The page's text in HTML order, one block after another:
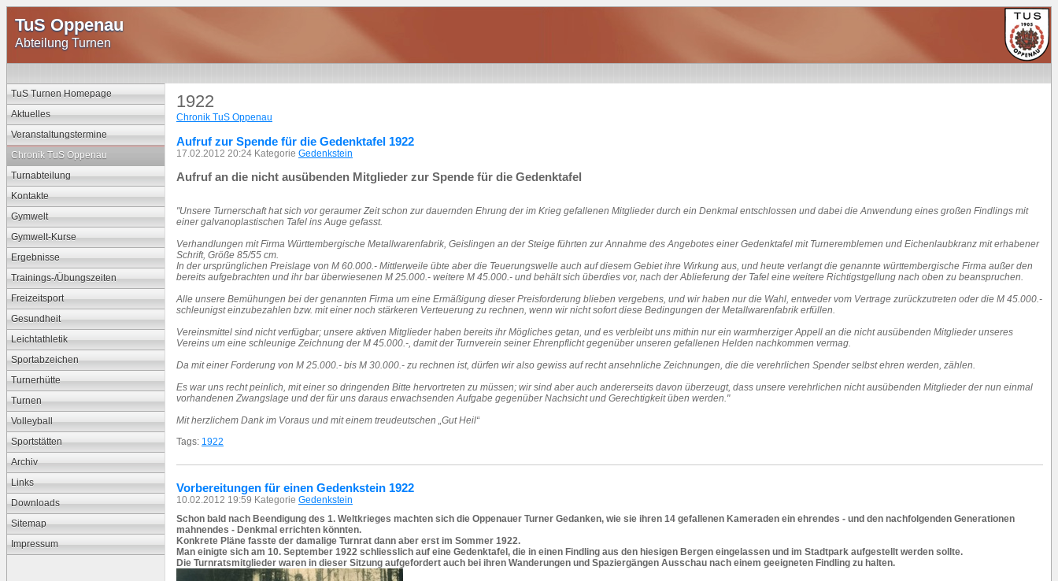
TuS Oppenau
Abteilung Turnen
TuS Turnen Homepage
Aktuelles
Veranstaltungstermine
Chronik TuS Oppenau
Turnabteilung
Kontakte
Gymwelt
Gymwelt-Kurse
Ergebnisse
Trainings-/Übungszeiten
Freizeitsport
Gesundheit
Leichtathletik
Sportabzeichen
Turnerhütte
Turnen
Volleyball
Sportstätten
Archiv
Links
Downloads
Sitemap
Impressum
1922
Chronik TuS Oppenau
Aufruf zur Spende für die Gedenktafel 1922
17.02.2012 20:24 Kategorie Gedenkstein
Aufruf an die nicht ausübenden Mitglieder zur Spende für die Gedenktafel
"Unsere Turnerschaft hat sich vor geraumer Zeit schon zur dauernden Ehrung der im Krieg gefallenen Mitglieder durch ein Denkmal entschlossen und dabei die Anwendung eines großen Findlings mit
einer galvanoplastischen Tafel ins Auge gefasst.
Verhandlungen mit Firma Württembergische Metallwarenfabrik, Geislingen an der Steige führten zur Annahme des Angebotes einer Gedenktafel mit Turneremblemen und Eichenlaubkranz mit erhabener
Schrift, Größe 85/55 cm.
In der ursprünglichen Preislage von M 60.000.- Mittlerweile übte aber die Teuerungswelle auch auf diesem Gebiet ihre Wirkung aus, und heute verlangt die genannte württembergische Firma außer den
bereits aufgebrachten und ihr bar überwiesenen M 25.000.- weitere M 45.000.- und behält sich überdies vor, nach der Ablieferung der Tafel eine weitere Richtigstgellung nach oben zu beanspruchen.
Alle unsere Bemühungen bei der genannten Firma um eine Ermäßigung dieser Preisforderung blieben vergebens, und wir haben nur die Wahl, entweder vom Vertrage zurückzutreten oder die M 45.000.-
schleunigst einzubezahlen bzw. mit einer noch stärkeren Verteuerung zu rechnen, wenn wir nicht sofort diese Bedingungen der Metallwarenfabrik erfüllen.
Vereinsmittel sind nicht verfügbar; unsere aktiven Mitglieder haben bereits ihr Mögliches getan, und es verbleibt uns mithin nur ein warmherziger Appell an die nicht ausübenden Mitglieder unseres
Vereins um eine schleunige Zeichnung der M 45.000.-, damit der Turnverein seiner Ehrenpflicht gegenüber unseren gefallenen Helden nachkommen vermag.
Da mit einer Forderung von M 25.000.- bis M 30.000.- zu rechnen ist, dürfen wir also gewiss auf recht ansehnliche Zeichnungen, die die verehrlichen Spender selbst ehren werden, zählen.
Es war uns recht peinlich, mit einer so dringenden Bitte hervortreten zu müssen; wir sind aber auch andererseits davon überzeugt, dass unsere verehrlichen nicht ausübenden Mitglieder der nun einmal
vorhandenen Zwangslage und der für uns daraus erwachsenden Aufgabe gegenüber Nachsicht und Gerechtigkeit üben werden."
Mit herzlichem Dank im Voraus und mit einem treudeutschen „Gut Heil“
Tags: 1922
Vorbereitungen für einen Gedenkstein 1922
10.02.2012 19:59 Kategorie Gedenkstein
Schon bald nach Beendigung des 1. Weltkrieges machten sich die Oppenauer Turner Gedanken, wie sie ihren 14 gefallenen Kameraden ein ehrendes - und den nachfolgenden Generationen
mahnendes - Denkmal errichten könnten.
Konkrete Pläne fasste der damalige Turnrat dann aber erst im Sommer 1922.
Man einigte sich am 10. September 1922 schliesslich auf eine Gedenktafel, die in einen Findling aus den hiesigen Bergen eingelassen und im Stadtpark aufgestellt werden sollte.
Die Turnratsmitglieder waren in dieser Sitzung aufgefordert auch bei ihren Wanderungen und Spaziergängen Ausschau nach einem geeigneten Findling zu halten.